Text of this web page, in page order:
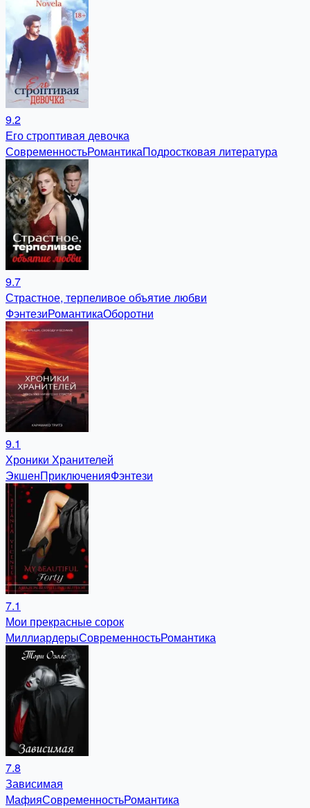
9.2
Его строптивая девочка
СовременностьРомантикаПодростковая литература
9.7
Страстное, терпеливое объятие любви
ФэнтезиРомантикаОборотни
9.1
Хроники Хранителей
ЭкшенПриключенияФэнтези
7.1
Мои прекрасные сорок
МиллиардерыСовременностьРомантика
7.8
Зависимая
МафияСовременностьРомантика